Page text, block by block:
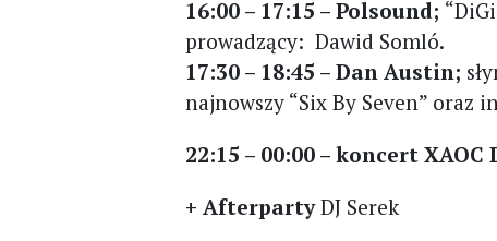
16:00 – 17:15 – Polsound;
prowadzący: Dawid Somló.
17:30 – 18:45 – Dan Austin;
najnowszy “Six By Seven” oraz
22:15 – 00:00 –koncert XAOC
+ AfterpartyDJ Serek